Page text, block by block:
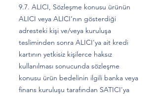
9.7. ALICI, Sözleşme konusu ürünün
ALICI veya ALICI’nın gösterdiği
adresteki kişi ve/veya kuruluşa
tesliminden sonra ALICI'ya ait kredi
kartının yetkisiz kişilerce haksız
kullanılması sonucunda sözleşme
konusu ürün bedelinin ilgili banka veya
finans kuruluşu tarafından SATICI'ya